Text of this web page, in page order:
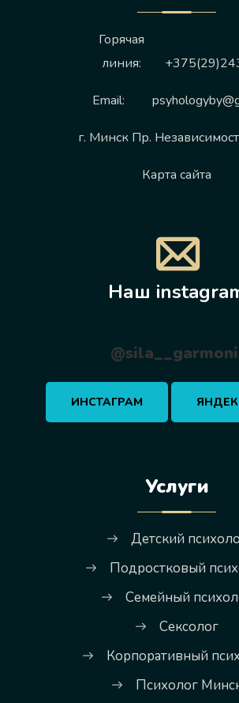
Горячая
линия:
Email:
г. Минск Пр.
Карта сайта
Наш
ИНСТАГРАМ
Услуги
Детский
Подростковый
Семейный
Сексолог
Корпоративный
Психолог